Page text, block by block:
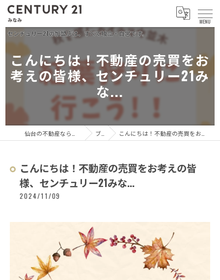
こんにちは！不動産の売買をお
考えの皆様、センチュリー21み
な...
ブログ こんにちは！不動産の売買をお考えの皆様、センチュリー21みな...
こんにちは！不動産の売買をお考えの皆
様、センチュリー21みな...
2024/11/09